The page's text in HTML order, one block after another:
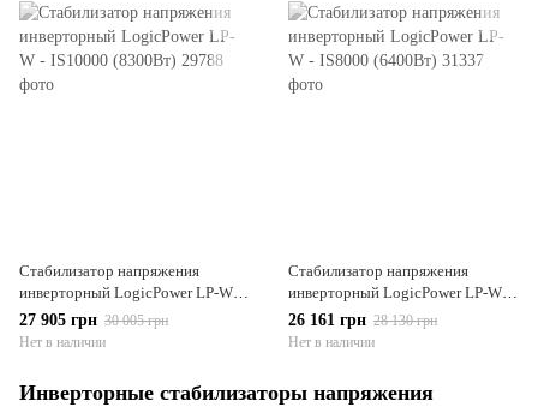
Стабилизатор напряжения
инверторный LogicPower LP-W -
IS10000 (8300Вт)
27 905 грн 30 005 грн
Нет в наличии
Стабилизатор напряжения
инверторный LogicPower LP-W -
IS8000 (6400Вт)
26 161 грн 28 130 грн
Нет в наличии
Инверторные стабилизаторы напряжения